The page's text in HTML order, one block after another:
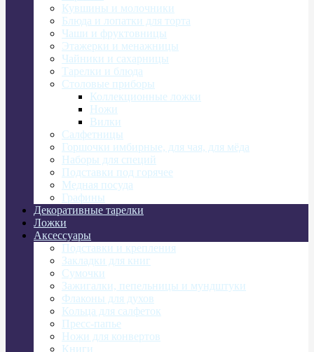
Кувшины и молочники
Блюда и лопатки для торта
Чаши и фруктовницы
Этажерки и менажницы
Чайники и сахарницы
Тарелки и блюда
Столовые приборы
Коллекционные ложки
Ножи
Вилки
Салфетницы
Горшочки имбирные, для чая, для мёда
Наборы для специй
Подставки под горячее
Медная посуда
Графины
Декоративные тарелки
Ложки
Аксессуары
Подставки и крепления
Закладки для книг
Сумочки
Зажигалки, пепельницы и мундштуки
Флаконы для духов
Кольца для салфеток
Пресс-папье
Ножи для конвертов
Книги